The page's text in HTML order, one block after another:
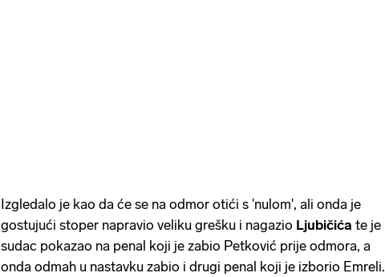
Izgledalo je kao da će se na odmor otići s 'nulom', ali onda je
gostujući stoper napravio veliku grešku i nagazio Ljubičića te je
sudac pokazao na penal koji je zabio Petković prije odmora, a
onda odmah u nastavku zabio i drugi penal koji je izborio Emreli.